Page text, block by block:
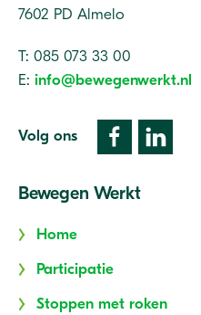
7602 PD Almelo
T: 085 073 33 00
E: info@bewegenwerkt.nl
Volg ons
Bewegen Werkt
Home
Participatie
Stoppen met roken